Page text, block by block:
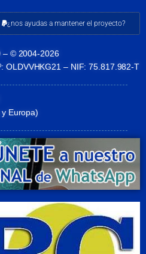
¿nos ayudas a mantener el proyecto?
– © 2004-2026
OLDVVHKG21 – NIF: 75.817.982-T
Europa)